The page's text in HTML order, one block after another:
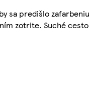
sa predišlo
zotrite. Suché